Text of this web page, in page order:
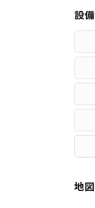
設備
地図